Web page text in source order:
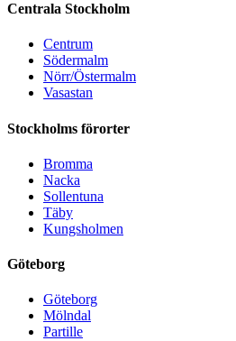
Centrala Stockholm
Centrum
Södermalm
Nörr/Östermalm
Vasastan
Stockholms förorter
Bromma
Nacka
Sollentuna
Täby
Kungsholmen
Göteborg
Göteborg
Mölndal
Partille